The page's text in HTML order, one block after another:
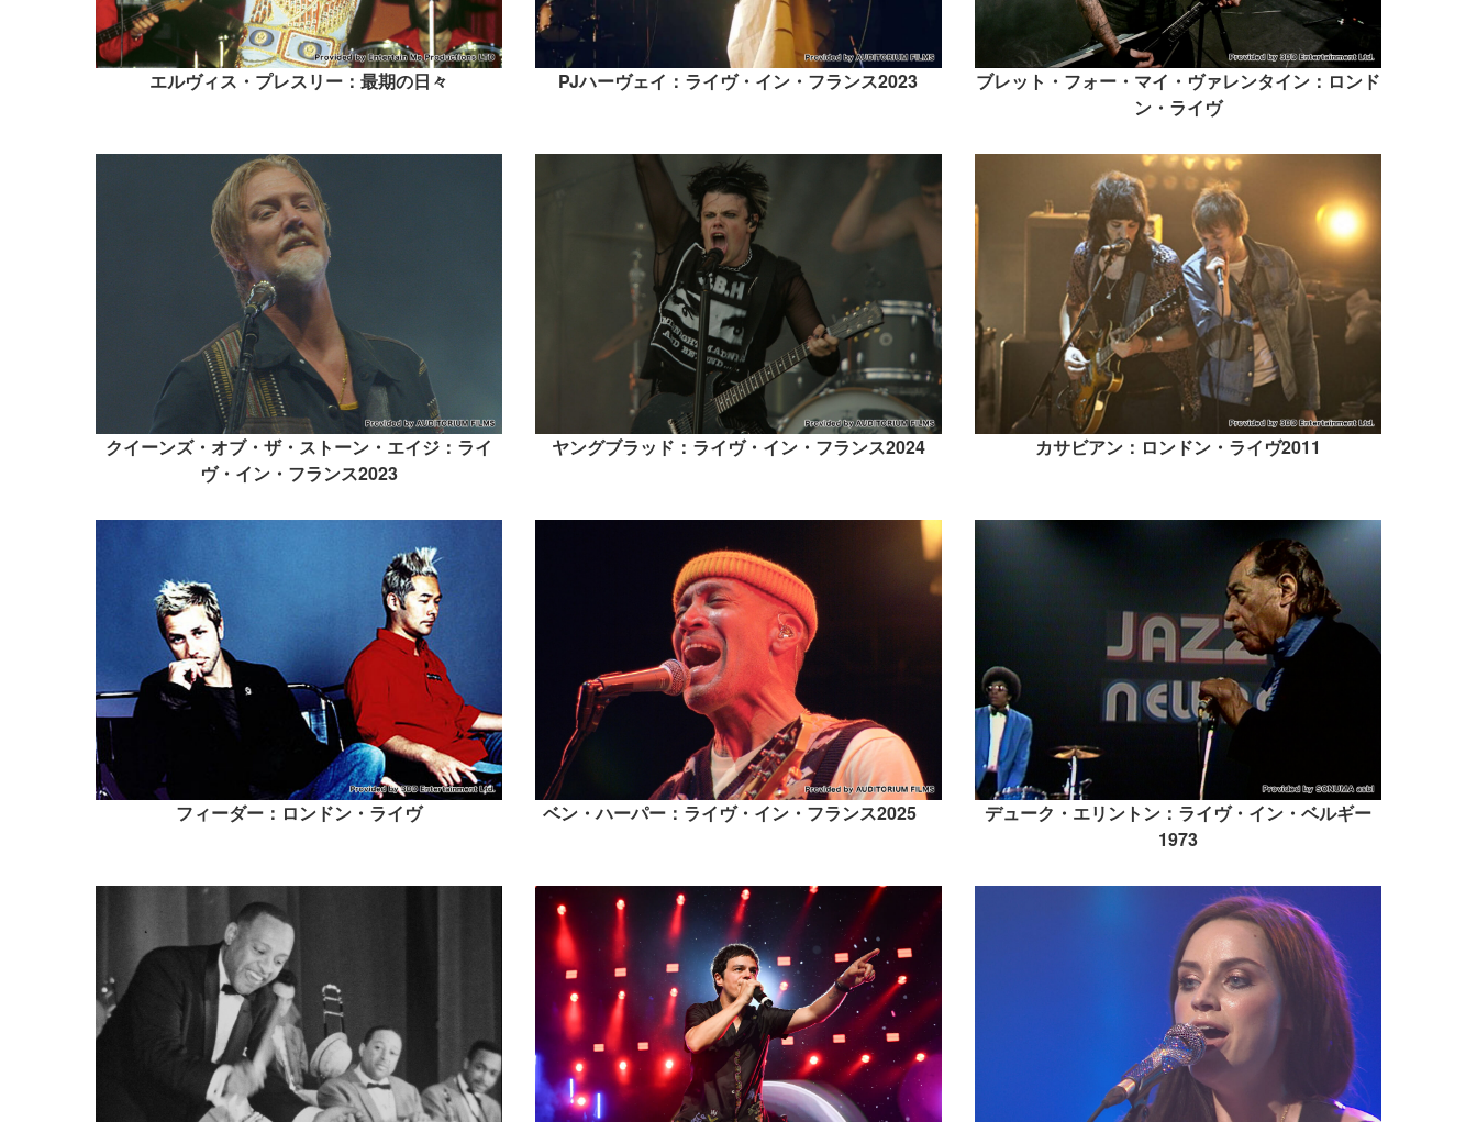
エルヴィス・プレスリー：最期の日々 PJハーヴェイ：ライヴ・イン・フランス2023
ブレット・フォー・マイ・ヴァレンタイン：ロンド
ン・ライヴ
クイーンズ・オブ・ザ・ストーン・エイジ：ライ
ヴ・イン・フランス2023
ヤングブラッド：ライヴ・イン・フランス2024 カサビアン：ロンドン・ライヴ2011
フィーダー：ロンドン・ライヴ ベン・ハーパー：ライヴ・イン・フランス2025
デューク・エリントン：ライヴ・イン・ベルギー
1973